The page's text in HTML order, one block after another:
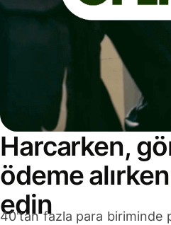
Harcarken,
ödeme
edin
40'tan fazla para biriminde